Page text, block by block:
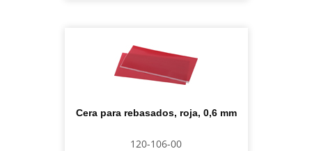
Cera para rebasados, roja, 0,6 mm
120-106-00